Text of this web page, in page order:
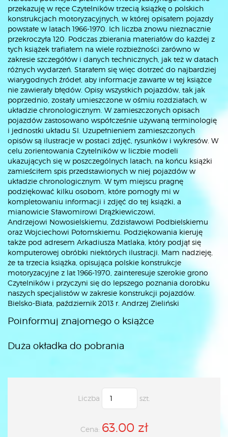
przekazuję w ręce Czytelników trzecią książkę o polskich
konstrukcjach motoryzacyjnych, w której opisałem pojazdy
powstałe w latach 1966-1970. Ich liczba znowu nieznacznie
przekroczyła 120. Podczas zbierania materiałów do każdej z
tych książek trafiałem na wiele rozbieżności zarówno w
zakresie szczegółów i danych technicznych, jak też w datach
różnych wydarzeń. Starałem się więc dotrzeć do najbardziej
wiarygodnych źródeł, aby informacje zawarte w tej książce
nie zawierały błędów. Opisy wszystkich pojazdów, tak jak
poprzednio, zostały umieszczone w ośmiu rozdziałach, w
układzie chronologicznym. W zamieszczonych opisach
pojazdów zastosowano współcześnie używaną terminologię
i jednostki układu SI. Uzupełnieniem zamieszczonych
opisów są ilustracje w postaci zdjęć, rysunków i wykresów. W
celu zorientowania Czytelników w liczbie modeli
ukazujących się w poszczególnych latach, na końcu książki
zamieściłem spis przedstawionych w niej pojazdów w
układzie chronologicznym. W tym miejscu pragnę
podziękować kilku osobom, które pomogły mi w
kompletowaniu informacji i zdjęć do tej książki, a
mianowicie Sławomirowi Drążkiewiczowi,
Andrzejowi Nowosielskiemu, Zdzisławowi Podbielskiemu
oraz Wojciechowi Połomskiemu. Podziękowania kieruję
także pod adresem Arkadiusza Matlaka, który podjął się
komputerowej obróbki niektórych ilustracji. Mam nadzieję,
że ta trzecia książka, opisująca polskie konstrukcje
motoryzacyjne z lat 1966-1970, zainteresuje szerokie grono
Czytelników i przyczyni się do lepszego poznania dorobku
naszych specjalistów w zakresie konstrukcji pojazdów.
Bielsko-Biała, październik 2013 r. Andrzej Zieliński
Poinformuj znajomego o książce
Duża okładka do pobrania
Liczba szt.
Cena: 63.00 zł